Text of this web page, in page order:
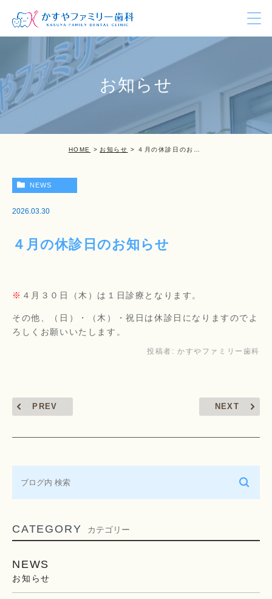
お知らせ
HOME お知らせ ４月の休診日のお知らせ
NEWS
2026.03.30
４月の休診日のお知らせ
※ ４月３０日（木）は１日診療となります。
その他、（日）・（木）・祝日は休診日になりますのでよ
ろしくお願いいたします。
投稿者: かすやファミリー歯科
PREV NEXT
CATEGORY カテゴリー
NEWS
お知らせ